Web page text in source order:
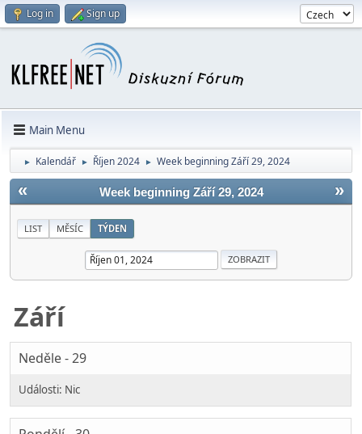
Log in Sign up
Main Menu
► Kalendář ► Říjen 2024 ► Week beginning Září 29, 2024
« »
Week beginning Září 29, 2024
LIST MĚSÍC TÝDEN
Září
Neděle - 29